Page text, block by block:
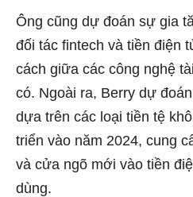
Ông cũng dự đoán sự gia
đối tác fintech và tiền điện
cách giữa các công nghệ
có. Ngoài ra, Berry dự
dựa trên các loại tiền tệ
triển vào năm 2024, cung
và cửa ngõ mới vào tiền
dùng.